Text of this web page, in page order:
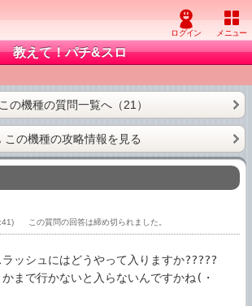
教えて！パチ&スロ
この機種の質問一覧へ（21）
この機種の攻略情報を見る
この質問の回答は締め切られました。
ッシュにはどうやって入りますか?????
まで行かないと入らないんですかね(・